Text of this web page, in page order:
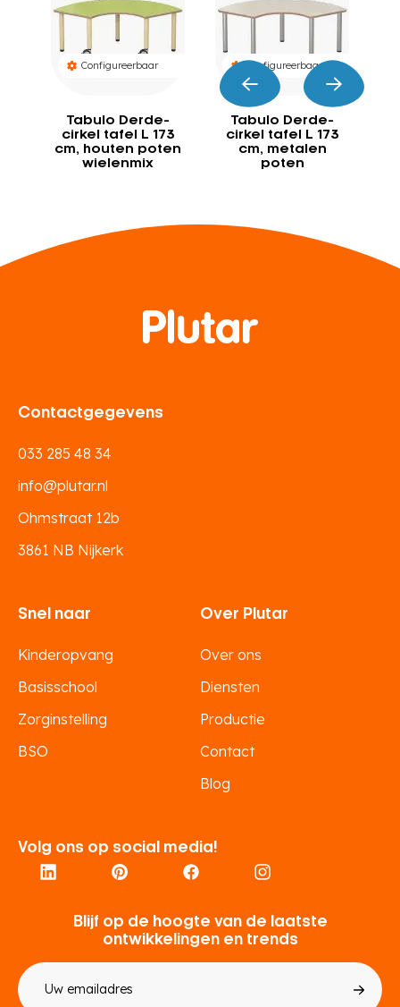
Configureerbaar
Tabulo Derde-
cirkel tafel L 173
cm, houten poten
wielenmix
Configureerbaar
Tabulo Derde-
cirkel tafel L 173
cm, metalen
poten
Volg ons op social media!
Contactgegevens
033 285 48 34
info@plutar.nl
Ohmstraat 12b
3861 NB Nijkerk
Snel naar
Kinderopvang
Basisschool
Zorginstelling
BSO
Over Plutar
Over ons
Diensten
Productie
Contact
Blog
Blijf op de hoogte van de laatste
ontwikkelingen en trends
mailadres